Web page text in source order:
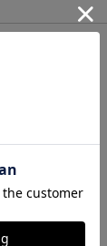
降、そのIDで